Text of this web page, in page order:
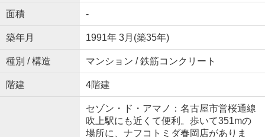
面積 -
築年月 1991年 3月(築35年)
種別 / 構造 マンション / 鉄筋コンクリート
階建 4階建
セゾン・ド・アマノ：名古屋市営桜通線
吹上駅にも近くて便利。歩いて351mの
場所に、ナフコトミダ春岡店がありま